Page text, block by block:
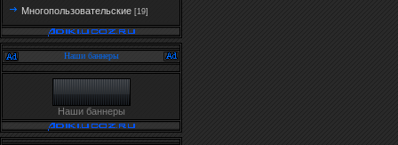
Многопользовательские [19]
Наши баннеры
Наши баннеры